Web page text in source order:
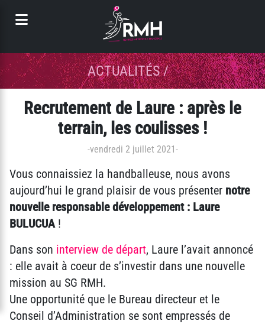
ACTUALITÉS/
Recrutement de Laure : après le
terrain, les coulisses !
-vendredi 2 juillet 2021-
Vous connaissiez la handballeuse, nous avons
aujourd’hui le grand plaisir de vous présenter notre
nouvelle responsable développement : Laure
BULUCUA !
Dans son interview de départ, Laure l’avait annoncé
: elle avait à coeur de s’investir dans une nouvelle
mission au SG RMH.
Une opportunité que le Bureau directeur et le
Conseil d’Administration se sont empressés de
Panneau de gestion des cookies